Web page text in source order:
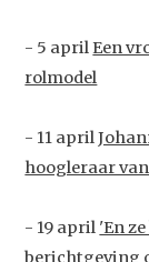
- 5 aprilEen
rolmodel
- 11 april
hoogleraar
- 19 april 'En
berichtgeving